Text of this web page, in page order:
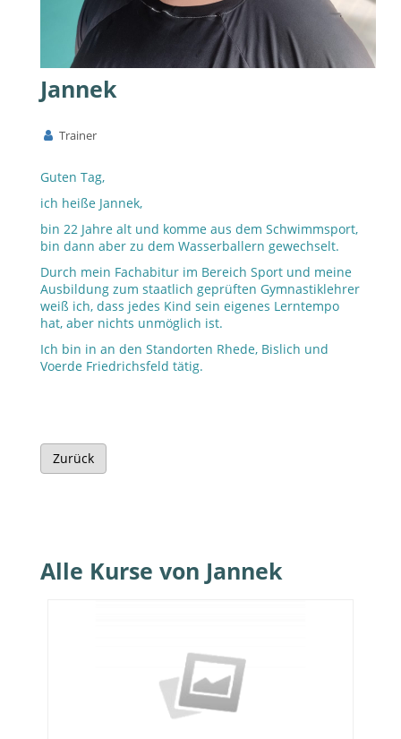
Jannek
Trainer
Guten Tag,
ich heiße Jannek,
bin 22 Jahre alt und komme aus dem Schwimmsport,
bin dann aber zu dem Wasserballern gewechselt.
Durch mein Fachabitur im Bereich Sport und meine
Ausbildung zum staatlich geprüften Gymnastiklehrer
weiß ich, dass jedes Kind sein eigenes Lerntempo
hat, aber nichts unmöglich ist.
Ich bin in an den Standorten Rhede, Bislich und
Voerde Friedrichsfeld tätig.
Zurück
Alle Kurse von Jannek